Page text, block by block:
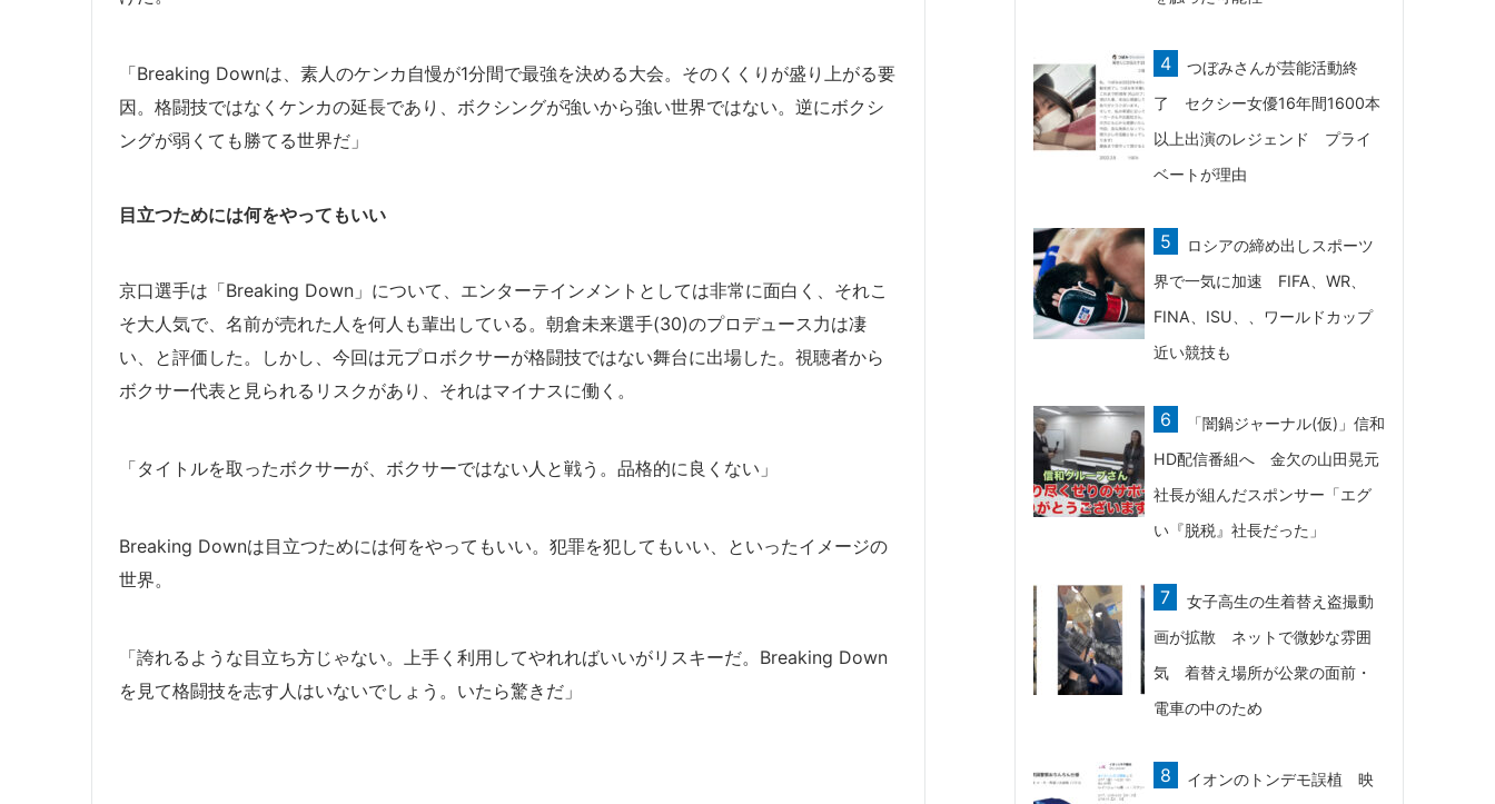
「Breaking Downは、素人のケンカ自慢が1分間で最強を決める大会。そのくくりが盛り上がる要
因。格闘技ではなくケンカの延長であり、ボクシングが強いから強い世界ではない。逆にボクシ
ングが弱くても勝てる世界だ」
目立つためには何をやってもいい
京口選手は「Breaking Down」について、エンターテインメントとしては非常に面白く、それこ
そ大人気で、名前が売れた人を何人も輩出している。朝倉未来選手(30)のプロデュース力は凄
い、と評価した。しかし、 今回は元プロボクサーが格闘技ではない舞台に出場した。視聴者から
ボクサー代表と見られるリスクがあり、それはマイナスに働く。
「タイトルを取ったボクサーが、ボクサーではない人と戦う。品格的に良くない」
Breaking Downは目立つためには何をやってもいい。犯罪を犯してもいい、といったイメージの
世界。
「誇れるような目立ち方じゃない。上手く利用してやれればいいがリスキーだ。Breaking Down
を見て格闘技を志す人はいないでしょう。いたら驚きだ」
つぼみさんが芸能活動終
了 セクシー女優16年間1600本
以上出演のレジェンド プライ
ベートが理由
ロシアの締め出しスポーツ
界で一気に加速 FIFA、WR、
FINA、ISU、、ワールドカップ
近い競技も
「闇鍋ジャーナル(仮)」信和
HD配信番組へ 金欠の山田晃元
社長が組んだスポンサー「エグ
い『脱税』社長だった」
女子高生の生着替え盗撮動
画が拡散 ネットで微妙な雰囲
気 着替え場所が公衆の面前・
電車の中のため
イオンのトンデモ誤植 映